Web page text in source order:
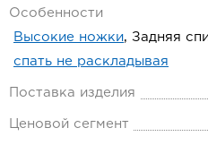
Особенности
Высокие ножки, Задняя
спать не раскладывая
Поставка изделия
Ценовой сегмент